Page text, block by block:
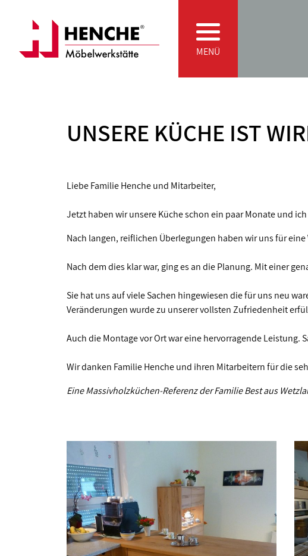
Main Navigation MENÜ
UNSERE KÜCHE IST
Liebe Familie Henche und Mitarbeiter,
Jetzt haben wir unsere Küche schon ein paar Monate und
Nach langen, reiflichen Überlegungen haben wir uns für
Nach dem dies klar war, ging es an die Planung. Mit einer
Sie hat uns auf viele Sachen hingewiesen die für uns neu
Veränderungen wurde zu unserer vollsten Zufriedenheit
Auch die Montage vor Ort war eine hervorragende Leistung.
Wir danken Familie Henche und ihren Mitarbeitern für die
Eine Massivholzküchen-Referenz der Familie Best aus